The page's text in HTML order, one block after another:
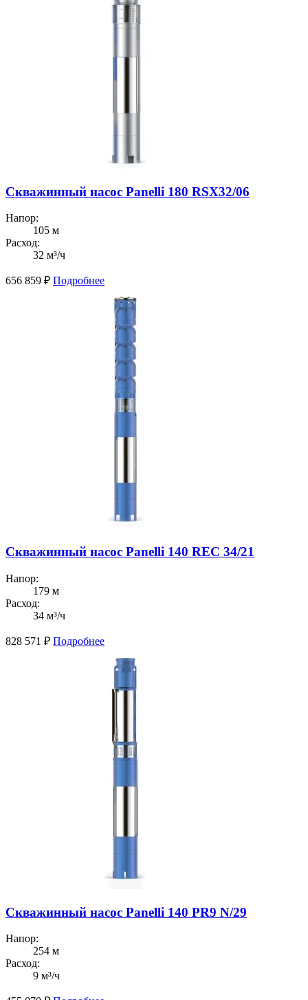
Скважинный насос Panelli 180 RSX32/06
Напор:
105 м
Расход:
32 м³/ч
656 859 ₽ Подробнее
Скважинный насос Panelli 140 REC 34/21
Напор:
179 м
Расход:
34 м³/ч
828 571 ₽ Подробнее
Скважинный насос Panelli 140 PR9 N/29
Напор:
254 м
Расход:
9 м³/ч